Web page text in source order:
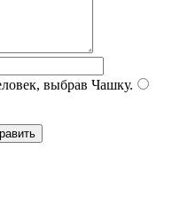
выбрав Чашку.